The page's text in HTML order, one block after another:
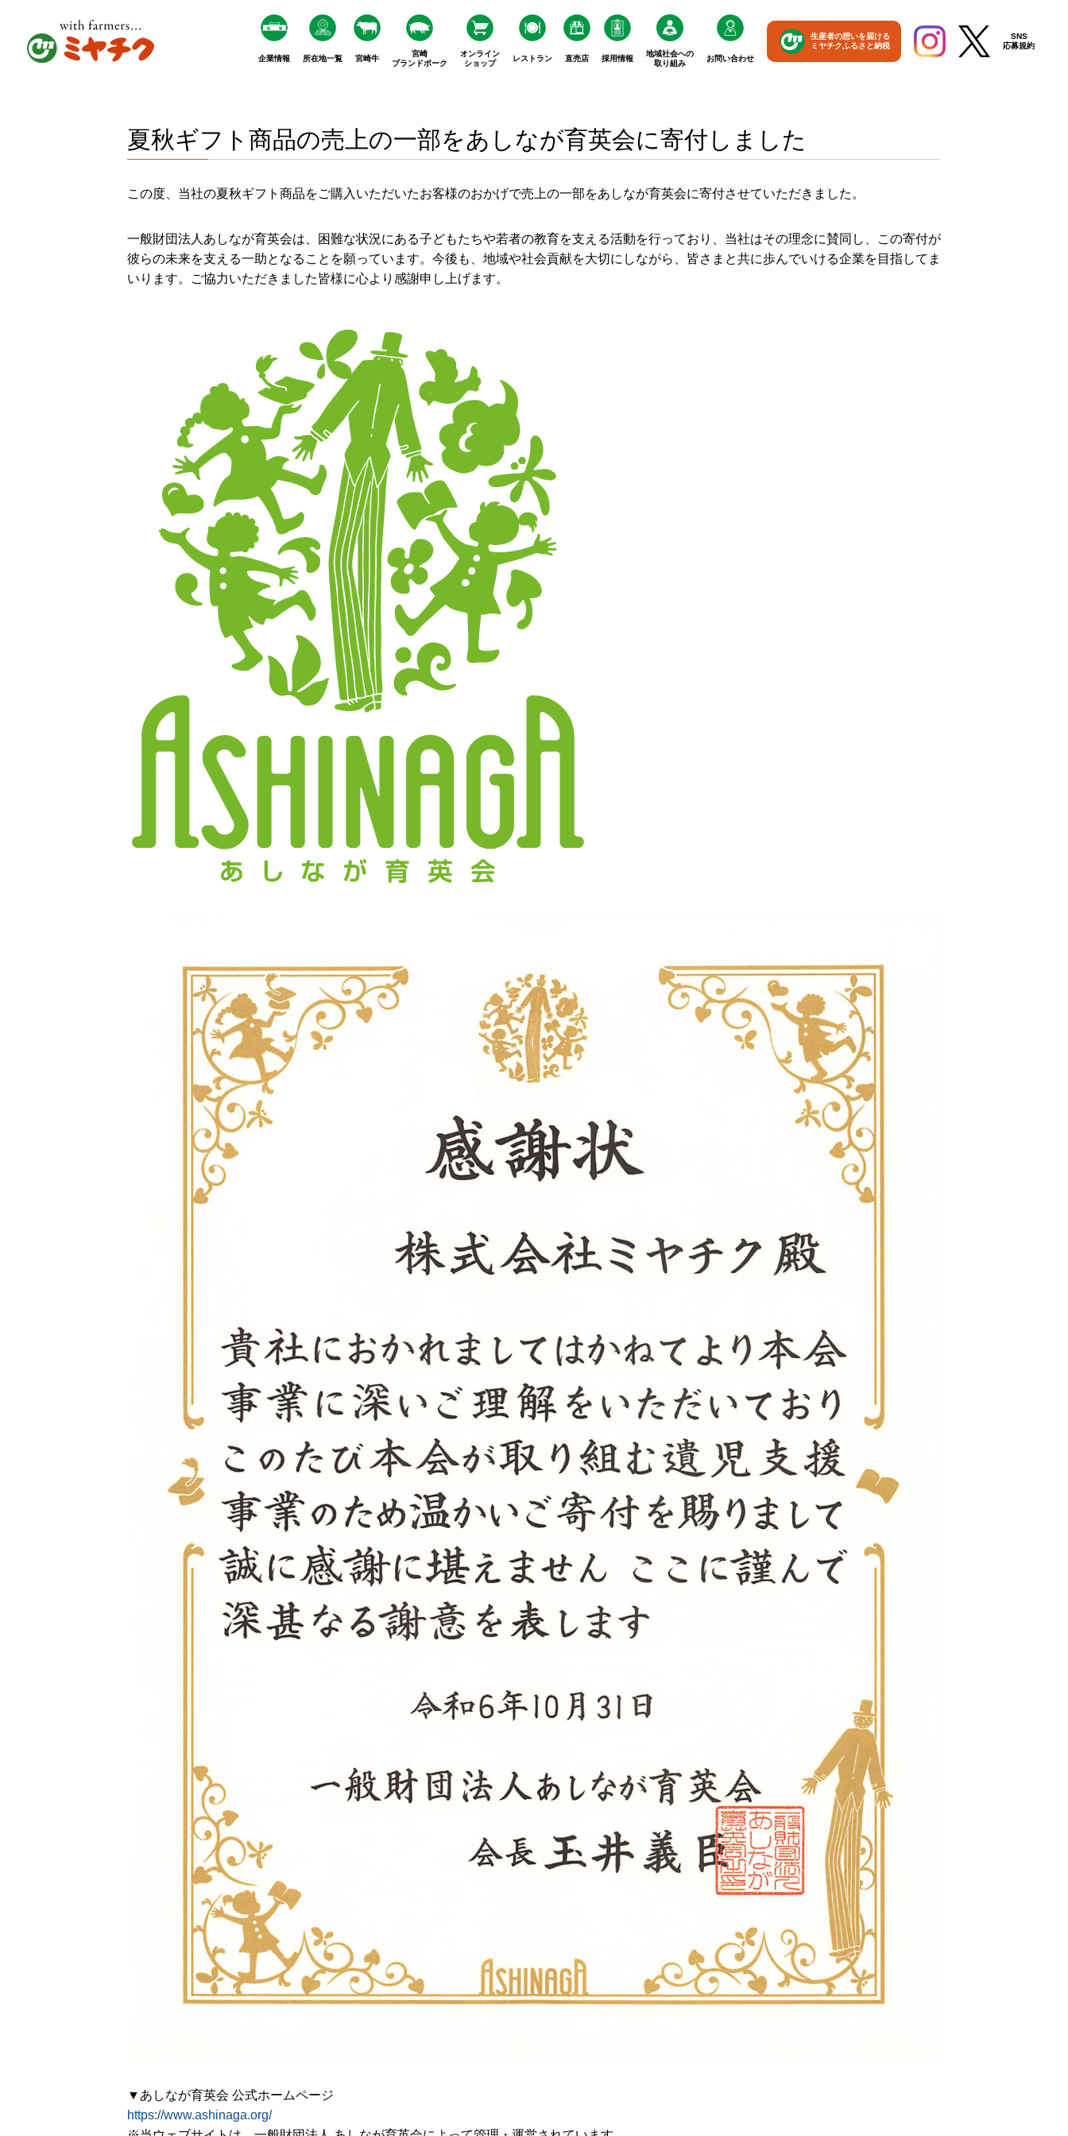
企業情報 所在地一覧 宮崎牛
宮崎
ブランドポーク
オンライン
ショップ
レストラン 直売店 採用情報
地域社会への
取り組み
お問い合わせ
生産者の想いを届ける
ミヤチクふるさと納税
SNS
応募規約
夏秋ギフト商品の売上の一部をあしなが育英会に寄付しました
この度、当社の夏秋ギフト商品をご購入いただいたお客様のおかげで売上の一部をあしなが育英会に寄付させていただきました。
一般財団法人あしなが育英会は、困難な状況にある子どもたちや若者の教育を支える活動を行っており、当社はその理念に賛同し、この寄付が
彼らの未来を支える一助となることを願っています。今後も、地域や社会貢献を大切にしながら、皆さまと共に歩んでいける企業を目指してま
いります。ご協力いただきました皆様に心より感謝申し上げます。
▼あしなが育英会 公式ホームページ
https://www.ashinaga.org/